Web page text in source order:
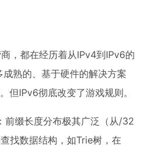
，都在经历着从IPv4到IPv6的
熟的、基于硬件的解决方案
但IPv6彻底改变了游戏规则。
前缀长度分布极其广泛（从/32
找数据结构，如Trie树，在